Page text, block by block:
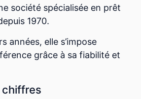
société spécialisée en prêt
1970.
années, elle s’impose
grâce à sa fiabilité et
chiffres